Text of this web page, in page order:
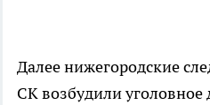
Далее нижегородские
СК возбудили